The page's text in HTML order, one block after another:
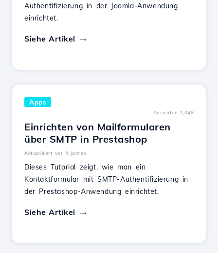
Authentifizierung in der Joomla-Anwendung
einrichtet.
Siehe Artikel
Apps
Ansichten 1,048
Einrichten von Mailformularen
über SMTP in Prestashop
Aktualisiert vor 4 Jahren
Dieses Tutorial zeigt, wie man ein
Kontaktformular mit SMTP-Authentifizierung in
der Prestashop-Anwendung einrichtet.
Siehe Artikel